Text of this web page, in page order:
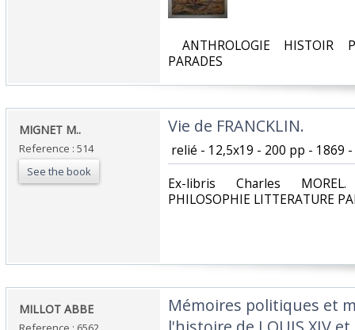
ANTHROLOGIE HISTOIR
PARADES‎
‎MIGNET M..‎
Reference : 514
See the book
‎Vie de FRANCKLIN.‎
relié - 12,5x19 - 200 pp - 1869
‎Ex-libris Charles MOREL.
PHILOSOPHIE LITTERATURE
‎MILLOT ABBE ‎
‎Mémoires politiques et